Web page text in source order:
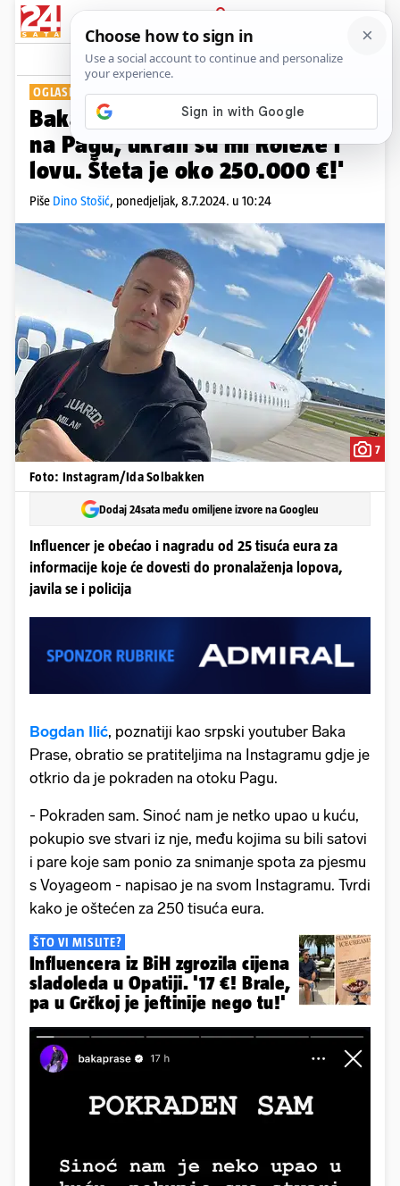
PRIJAVA
Show Komentari
OGLASILA SE I POLICIJA
Baka Prase: 'Opljačkali su me
na Pagu, ukrali su mi Rolexe i
lovu. Šteta je oko 250.000 €!'
Piše Dino Stošić, ponedjeljak, 8.7.2024. u 10:24
7
Foto: Instagram/Ida Solbakken
Dodaj 24sata među omiljene izvore na Googleu
Influencer je obećao i nagradu od 25 tisuća eura za
informacije koje će dovesti do pronalaženja lopova,
javila se i policija
Bogdan Ilić, poznatiji kao srpski youtuber Baka
Prase, obratio se pratiteljima na Instagramu gdje je
otkrio da je pokraden na otoku Pagu.
- Pokraden sam. Sinoć nam je netko upao u kuću,
pokupio sve stvari iz nje, među kojima su bili satovi
i pare koje sam ponio za snimanje spota za pjesmu
s Voyageom - napisao je na svom Instagramu. Tvrdi
kako je oštećen za 250 tisuća eura.
ŠTO VI MISLITE?
Influencera iz BiH zgrozila cijena
sladoleda u Opatiji. '17 €! Brale,
pa u Grčkoj je jeftinije nego tu!'